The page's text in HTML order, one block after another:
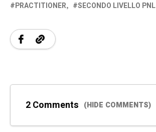
PRACTITIONER
SECONDO LIVELLO PNL
2 Comments (HIDE COMMENTS)